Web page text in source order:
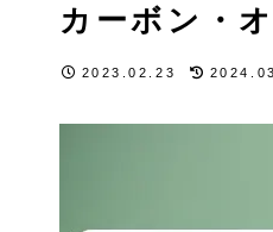
カーボン・
2023.02.23